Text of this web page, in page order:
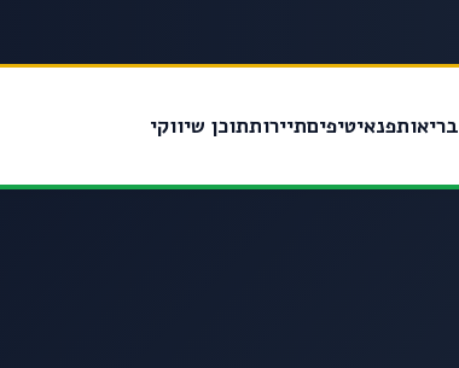
בריאותפנאיטיפיםתיירותתוכן שיווקי